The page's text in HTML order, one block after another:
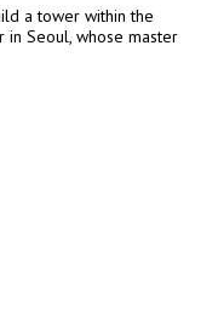
a tower within the
in Seoul, whose master